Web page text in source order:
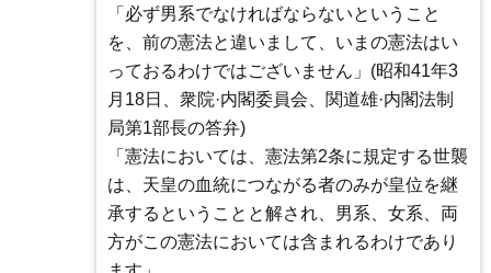
「必ず男系でなければならないということ
を、前の憲法と違いまして、いまの憲法はい
っておるわけではございません」(昭和41年3
月18日、衆院·内閣委員会、関道雄·内閣法制
局第1部長の答弁)
「憲法においては、憲法第2条に規定する世襲
は、天皇の血統につながる者のみが皇位を継
承するということと解され、男系、女系、両
方がこの憲法においては含まれるわけであり